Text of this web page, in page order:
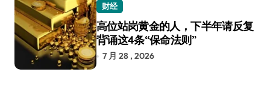
财经
高位站岗黄金的人，下半年请反复
背诵这4条“保命法则”
7 月 28 , 2026